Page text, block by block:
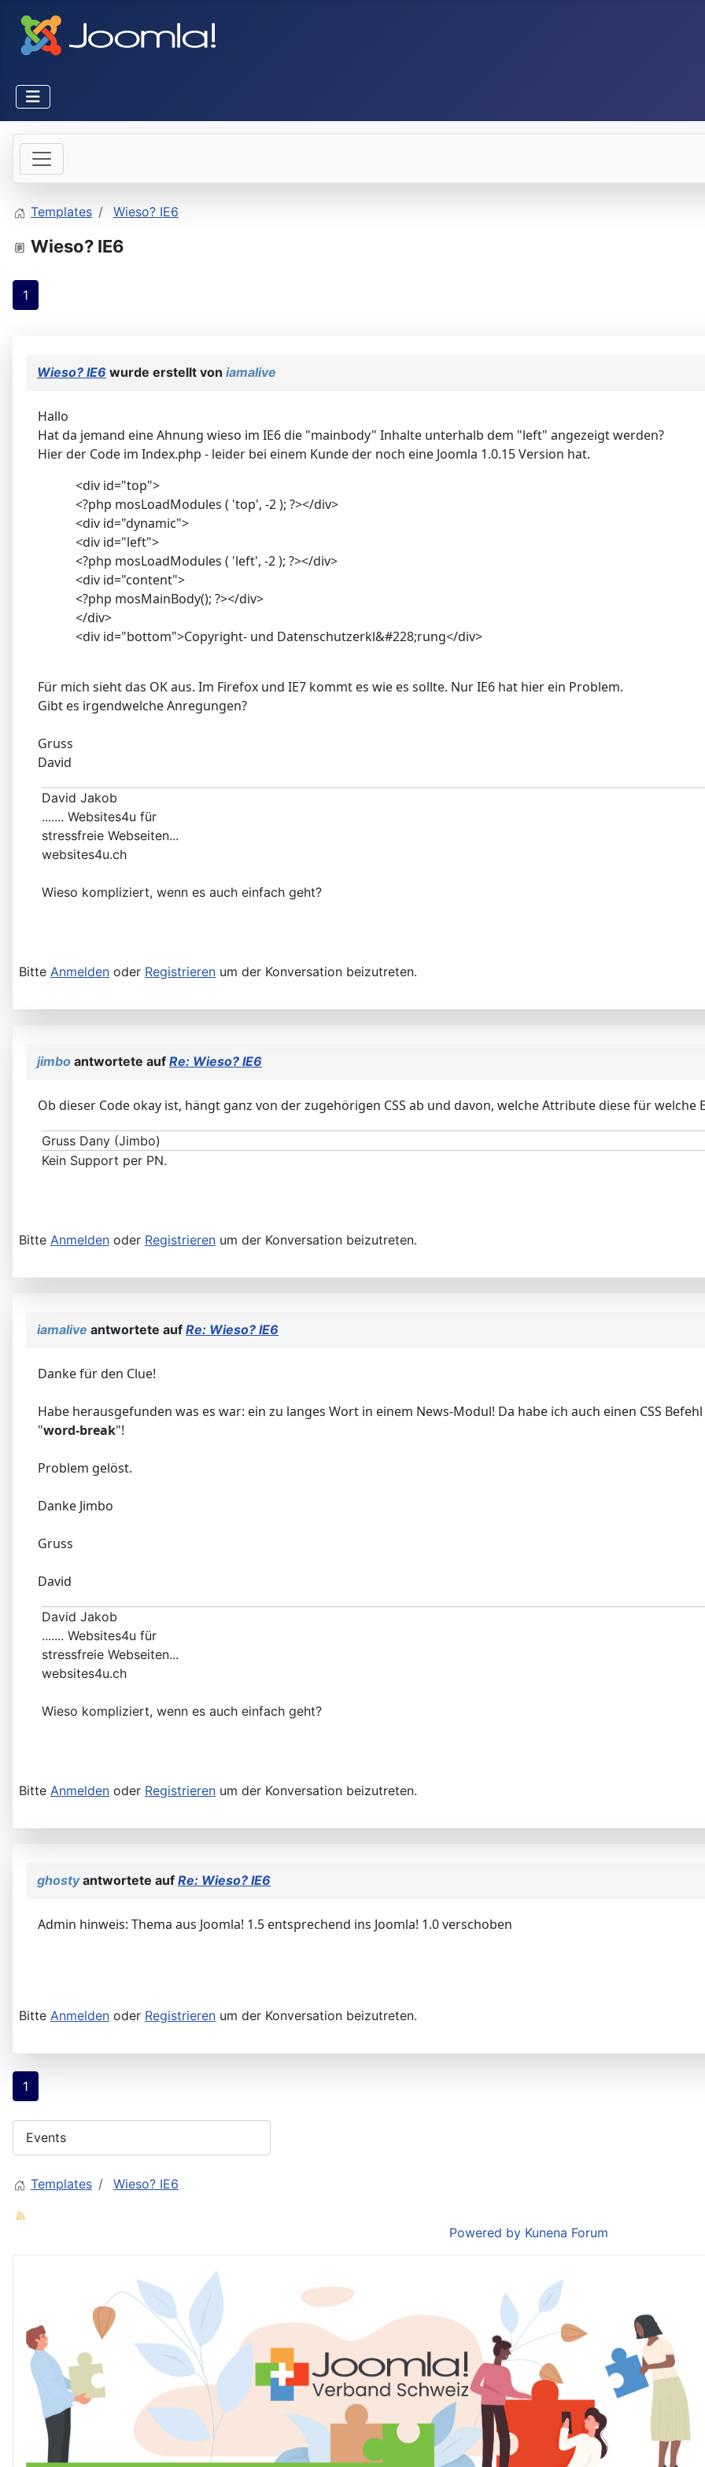
Templates Wieso? IE6
Wieso? IE6
1
Wieso? IE6 wurde erstellt von iamalive
Hallo
Hat da jemand eine Ahnung wieso im IE6 die "mainbody" Inhalte unterhalb dem "left" angezeigt werden?
Hier der Code im Index.php - leider bei einem Kunde der noch eine Joomla 1.0.15 Version hat.
<div id="top">
<?php mosLoadModules ( 'top', -2 ); ?></div>
<div id="dynamic">
<div id="left">
<?php mosLoadModules ( 'left', -2 ); ?></div>
<div id="content">
<?php mosMainBody(); ?></div>
</div>
<div id="bottom">Copyright- und Datenschutzerkl&#228;rung</div>
Für mich sieht das OK aus. Im Firefox und IE7 kommt es wie es sollte. Nur IE6 hat hier ein Problem.
Gibt es irgendwelche Anregungen?
Gruss
David
David Jakob
....... Websites4u für
stressfreie Webseiten...
websites4u.ch
Wieso kompliziert, wenn es auch einfach geht?
Bitte Anmelden oder Registrieren um der Konversation beizutreten.
jimbo antwortete auf Re: Wieso? IE6
Ob dieser Code okay ist, hängt ganz von der zugehörigen CSS ab und davon, welche Attribute diese für welche
Gruss Dany (Jimbo)
Kein Support per PN.
Bitte Anmelden oder Registrieren um der Konversation beizutreten.
iamalive antwortete auf Re: Wieso? IE6
Danke für den Clue!
Habe herausgefunden was es war: ein zu langes Wort in einem News-Modul! Da habe ich auch einen CSS
"word-break"!
Problem gelöst.
Danke Jimbo
Gruss
David
David Jakob
....... Websites4u für
stressfreie Webseiten...
websites4u.ch
Wieso kompliziert, wenn es auch einfach geht?
Bitte Anmelden oder Registrieren um der Konversation beizutreten.
ghostyantwortete auf Re: Wieso? IE6
Admin hinweis: Thema aus Joomla! 1.5 entsprechend ins Joomla! 1.0 verschoben
Bitte Anmelden oder Registrieren um der Konversation beizutreten.
1
Templates Wieso? IE6
Powered by Kunena Forum